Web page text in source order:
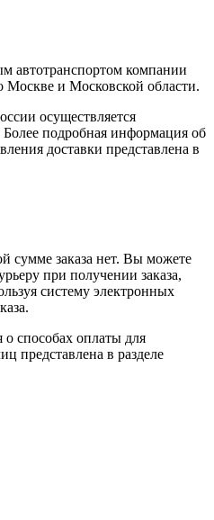
автотранспортом компании
Москве и Московской области.
осуществляется
подробная информация об
доставки представлена в
сумме заказа нет. Вы можете
при получении заказа,
систему электронных
способах оплаты для
представлена в разделе